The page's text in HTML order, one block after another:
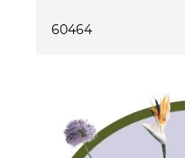
60464